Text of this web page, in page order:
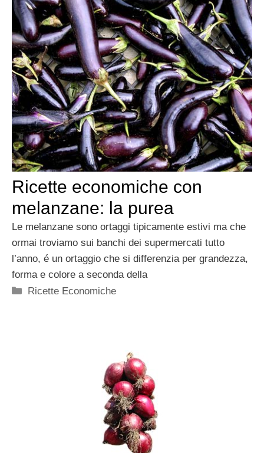
Ricette economiche con
melanzane: la purea
Le melanzane sono ortaggi tipicamente estivi ma che
ormai troviamo sui banchi dei supermercati tutto
l’anno, é un ortaggio che si differenzia per grandezza,
forma e colore a seconda della
Categorie
Ricette Economiche